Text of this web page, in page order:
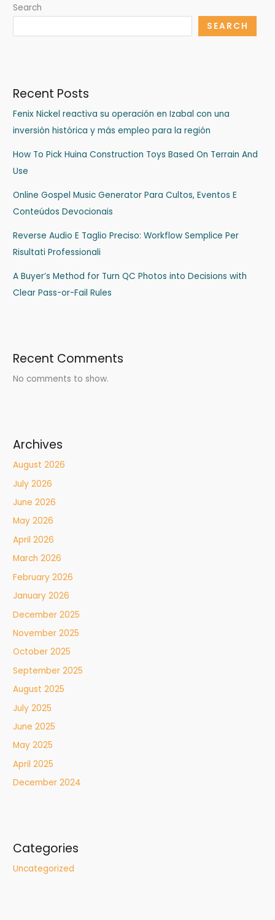
Search
SEARCH
Recent Posts
Fenix Nickel reactiva su operación en Izabal con una
inversión histórica y más empleo para la región
How To Pick Huina Construction Toys Based On Terrain And
Use
Online Gospel Music Generator Para Cultos, Eventos E
Conteúdos Devocionais
Reverse Audio E Taglio Preciso: Workflow Semplice Per
Risultati Professionali
A Buyer’s Method for Turn QC Photos into Decisions with
Clear Pass-or-Fail Rules
Recent Comments
No comments to show.
Archives
August 2026
July 2026
June 2026
May 2026
April 2026
March 2026
February 2026
January 2026
December 2025
November 2025
October 2025
September 2025
August 2025
July 2025
June 2025
May 2025
April 2025
December 2024
Categories
Uncategorized